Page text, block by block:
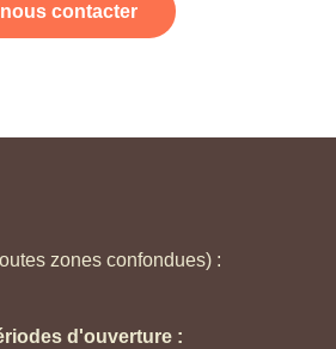
nous contacter
zones confondues) :
d'ouverture :